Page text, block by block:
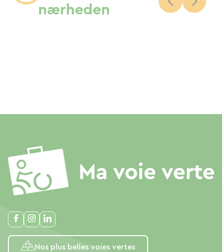
nærheden
Nos plus belles voies vertes